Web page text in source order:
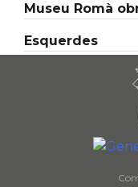
Museu Romà
Esquerdes